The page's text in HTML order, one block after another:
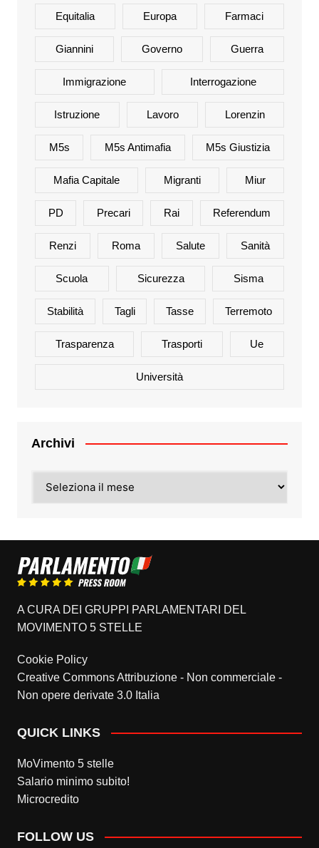
Equitalia Europa Farmaci
Giannini Governo Guerra
Immigrazione Interrogazione
Istruzione Lavoro Lorenzin
M5s M5s Antimafia M5s Giustizia
Mafia Capitale Migranti Miur
PD Precari Rai Referendum
Renzi Roma Salute Sanità
Scuola Sicurezza Sisma
Stabilità Tagli Tasse Terremoto
Trasparenza Trasporti Ue
Università
Archivi
A CURA DEI GRUPPI PARLAMENTARI DEL
MOVIMENTO 5 STELLE
Cookie Policy
Creative Commons Attribuzione - Non commerciale -
Non opere derivate 3.0 Italia
QUICK LINKS
MoVimento 5 stelle
Salario minimo subito!
Microcredito
FOLLOW US